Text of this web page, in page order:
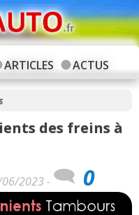
ARTICLES ACTUS
des freins à
2023 - 0